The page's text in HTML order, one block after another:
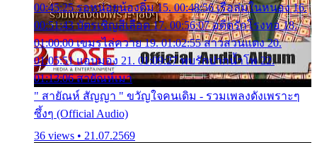
00:45:25 รอหน่อยน้องติ๋ม 15. 00:48:56 เรือล่มในหนอง 16.
00:51:43 บัตรเชิญสีเลือด 17. 00:56:07 อดีตรักโรงทอ 18.
01:00:00 เขมรไล่ควาย 19. 01:02:55 สาวสวนแตง 20.
01:05:51 แอบมอง 21. 01:09:27 พบรักปากน้ำโพ 22.
01:13:06 สายัณห์เมา
" สายัณห์ สัญญา " ขวัญใจคนเดิม - รวมเพลงดังเพราะๆ
ซึ้งๆ (Official Audio)
36 views • 21.07.2569